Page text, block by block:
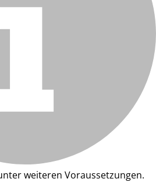
weiteren Voraussetzungen.